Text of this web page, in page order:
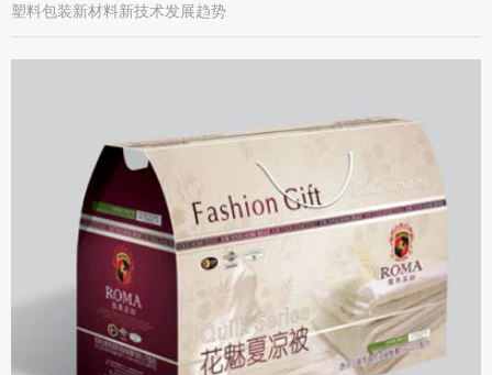
塑料包装新材料新技术发展趋势